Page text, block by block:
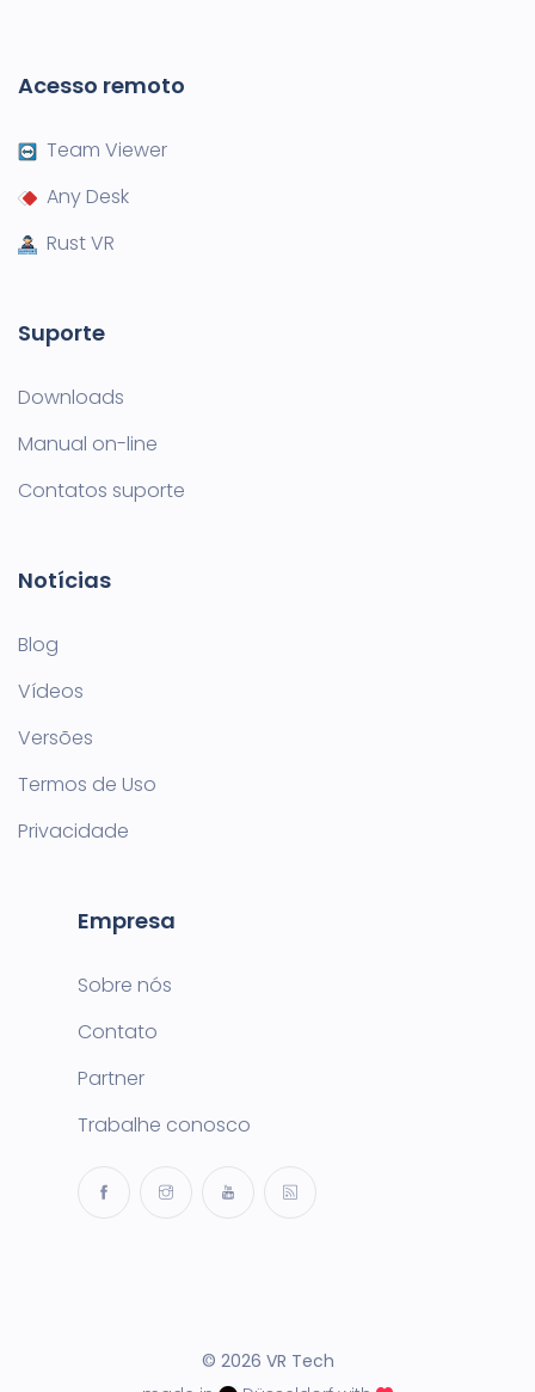
Acesso remoto
Team Viewer
Any Desk
Rust VR
Suporte
Downloads
Manual on-line
Contatos suporte
Notícias
Blog
Vídeos
Versões
Termos de Uso
Privacidade
Empresa
Sobre nós
Contato
Partner
Trabalhe conosco
© 2026 VR Tech